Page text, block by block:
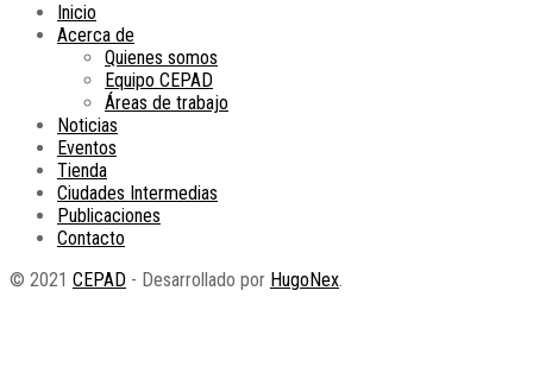
Inicio
Acerca de
Quienes somos
Equipo CEPAD
Áreas de trabajo
Noticias
Eventos
Tienda
Ciudades Intermedias
Publicaciones
Contacto
© 2021 CEPAD - Desarrollado por HugoNex.